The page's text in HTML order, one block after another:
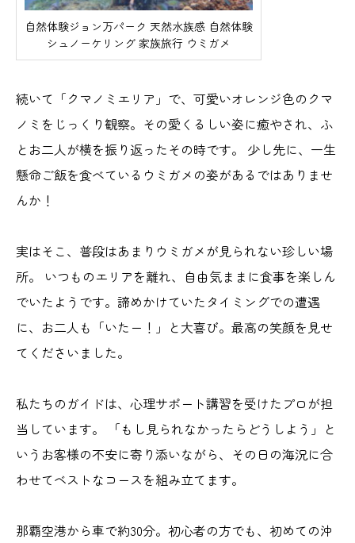
自然体験ジョン万パーク 天然水族感 自然体験
シュノーケリング 家族旅行 ウミガメ
続いて「クマノミエリア」で、可愛いオレンジ色のクマ
ノミをじっくり観察。その愛くるしい姿に癒やされ、ふ
とお二人が横を振り返ったその時です。 少し先に、一生
懸命ご飯を食べているウミガメの姿があるではありませ
んか！
実はそこ、普段はあまりウミガメが見られない珍しい場
所。 いつものエリアを離れ、自由気ままに食事を楽しん
でいたようです。諦めかけていたタイミングでの遭遇
に、お二人も「いたー！」と大喜び。最高の笑顔を見せ
てくださいました。
私たちのガイドは、心理サポート講習を受けたプロが担
当しています。 「もし見られなかったらどうしよう」と
いうお客様の不安に寄り添いながら、その日の海況に合
わせてベストなコースを組み立てます。
那覇空港から車で約30分。初心者の方でも、初めての沖